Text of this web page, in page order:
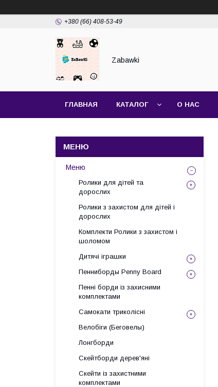
+380 (66) 408-53-49
Zabawki
ГЛАВНАЯ КАТАЛОГ О НАС
Меню
Ролики для дітей та
дорослих
Ролики з захистом для дітей і
дорослих
Комплекти Ролики з захистом і
шоломом
Дитячі іграшки
Пенниборды Penny Board
Пенні борди із захисними
комплектами
Самокати триколісні
Велобіги (Беговелы)
Лонгборди
Скейтборди дерев'яні
Скейти із захистними
комплектами